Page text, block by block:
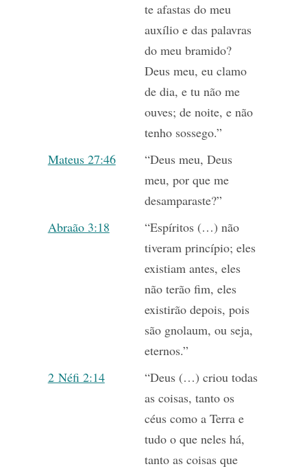
te afastas do meu
auxílio e das palavras
do meu bramido?
Deus meu, eu clamo
de dia, e tu não me
ouves; de noite, e não
tenho sossego.”
Mateus 27:46
“Deus meu, Deus
meu, por que me
desamparaste?”
Abraão 3:18
“Espíritos (…) não
tiveram princípio; eles
existiam antes, eles
não terão fim, eles
existirão depois, pois
são gnolaum, ou seja,
eternos.”
2 Néfi 2:14
“Deus (…) criou todas
as coisas, tanto os
céus como a Terra e
tudo o que neles há,
tanto as coisas que